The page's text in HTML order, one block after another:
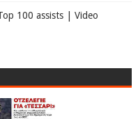
100 assists | Video